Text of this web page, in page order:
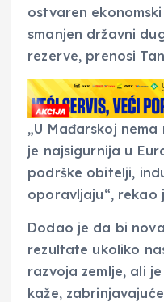
ostvaren
smanjen državni
rezerve, prenosi
„U Mađarskoj
je najsigurnija u
podrške obitelji,
oporavljaju“, rekao
Dodao je da bi
rezultate ukoliko
razvoja zemlje, ali
kaže,